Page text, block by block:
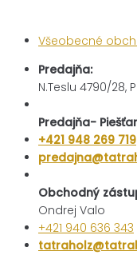
Všeobecné
Predajňa:
N.Teslu 4790/28,
Predajňa-
+421 948 269 719
Obchodný
Ondrej Valo
+421 940 636 343